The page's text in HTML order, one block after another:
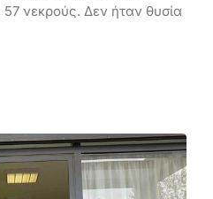
νεκρούς. Δεν ήταν θυσία